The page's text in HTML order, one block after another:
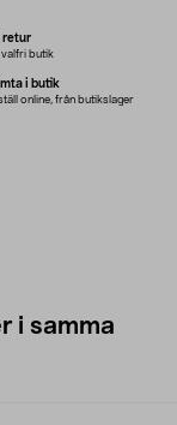
retur
valfri butik
i butik
online, från butikslager
i samma